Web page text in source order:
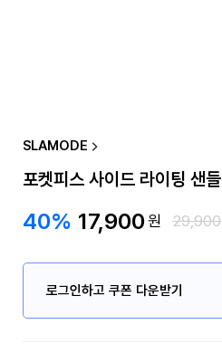
SLAMODE
포켓피스 사이드 라이팅 샌들
40% 17,900원 29,900
로그인하고 쿠폰 다운받기